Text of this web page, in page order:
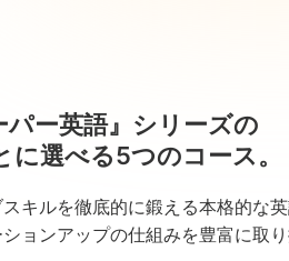
パー英語』シリーズの
に選べる5つのコース。
キルを徹底的に鍛える本格的な英
ョンアップの仕組みを豊富に取り